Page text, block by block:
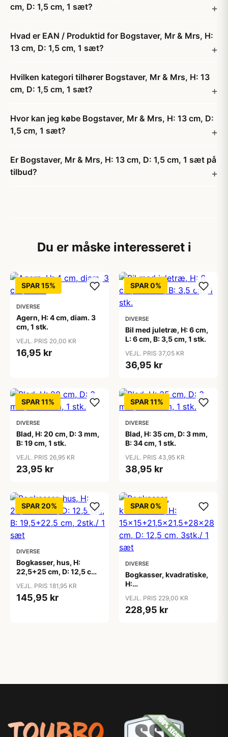
cm, D: 1,5 cm, 1 sæt?
Hvad er EAN / Produktid for Bogstaver, Mr & Mrs, H:
13 cm, D: 1,5 cm, 1 sæt?
Hvilken kategori tilhører Bogstaver, Mr & Mrs, H: 13
cm, D: 1,5 cm, 1 sæt?
Hvor kan jeg købe Bogstaver, Mr & Mrs, H: 13 cm, D:
1,5 cm, 1 sæt?
Er Bogstaver, Mr & Mrs, H: 13 cm, D: 1,5 cm, 1 sæt på
tilbud?
Du er måske interesseret i
SPAR 15%
DIVERSE
Agern, H: 4 cm, diam. 3
cm, 1 stk.
VEJL. PRIS 20,00 KR
16,95 kr
SPAR 0%
DIVERSE
Bil med juletræ, H: 6 cm,
L: 6 cm, B: 3,5 cm, 1 stk.
VEJL. PRIS 37,05 KR
36,95 kr
SPAR 11%
DIVERSE
Blad, H: 20 cm, D: 3 mm,
B: 19 cm, 1 stk.
VEJL. PRIS 26,95 KR
23,95 kr
SPAR 11%
DIVERSE
Blad, H: 35 cm, D: 3 mm,
B: 34 cm, 1 stk.
VEJL. PRIS 43,95 KR
38,95 kr
SPAR 20%
DIVERSE
Bogkasser, hus, H:
22,5+25 cm, D: 12,5 cm,
sæt
VEJL. PRIS 181,95 KR
145,95 kr
SPAR 0%
DIVERSE
Bogkasser, kvadratiske,
H:
cm, D: 12,5 cm, 3stk./ 1
sæt
VEJL. PRIS 229,00 KR
228,95 kr